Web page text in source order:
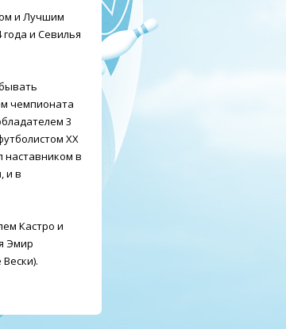
и Лучшим
и Севилья
чемпионата
3
ХХ
наставником в
и в
Кастро и
Эмир